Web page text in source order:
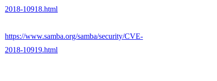
2018-10918.html
https://www.samba.org/samba/security/CVE-
2018-10919.html